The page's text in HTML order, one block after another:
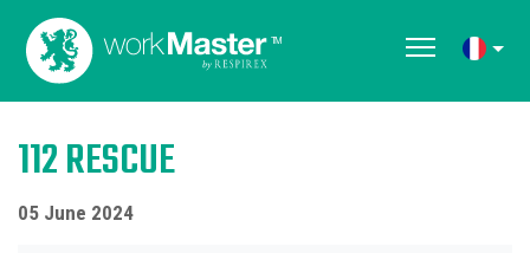
112 RESCUE
05 June 2024